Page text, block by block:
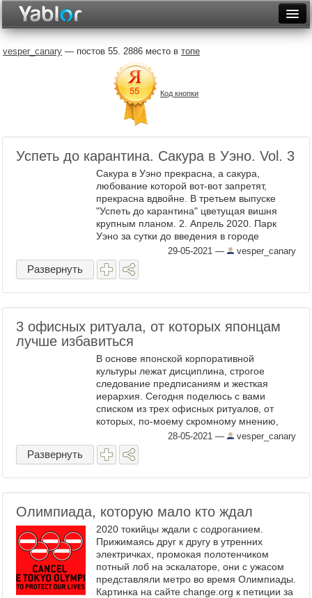
Неделя
Месяц
Рейтинги
Архив
Фототоп
Видеотоп
vesper_canary — постов 55. 2886 место в топе
Код кнопки
Успеть до карантина. Сакура в Уэно. Vol. 3
Сакура в Уэно прекрасна, а сакура,
любование которой вот-вот запретят,
прекрасна вдвойне. В третьем выпуске
"Успеть до карантина" цветущая вишня
крупным планом. 2. Апрель 2020. Парк
Уэно за сутки до введения в городе
режима ЧС. 3. 4. 5. 6. 7. 8. В ...
29-05-2021 — vesper_canary
Развернуть
3 офисных ритуала, от которых японцам
лучше избавиться
В основе японской корпоративной
культуры лежат дисциплина, строгое
следование предписаниям и жесткая
иерархия. Cегодня поделюсь с вами
списком из трех офисных ритуалов, от
которых, по-моему скромному мнению,
японцам лучше избавиться. Фото:
unsplash.com 1. Тёрэй Утренние ...
28-05-2021 — vesper_canary
Развернуть
Олимпиада, которую мало кто ждал
2020 токийцы ждали с содроганием.
Прижимаясь друг к другу в утренних
электричках, промокая полотенчиком
потный лоб на эскалаторе, они с ужасом
представляли метро во время Олимпиады.
Картинка на сайте change.org к петиции за